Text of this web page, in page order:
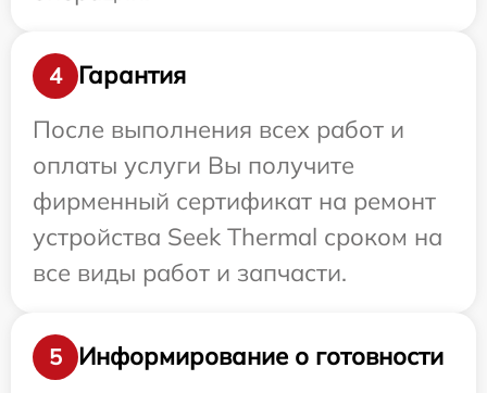
4
Гарантия
После выполнения всех работ и
оплаты услуги Вы получите
фирменный сертификат на ремонт
устройства Seek Thermal сроком на
все виды работ и запчасти.
5
Информирование о готовности